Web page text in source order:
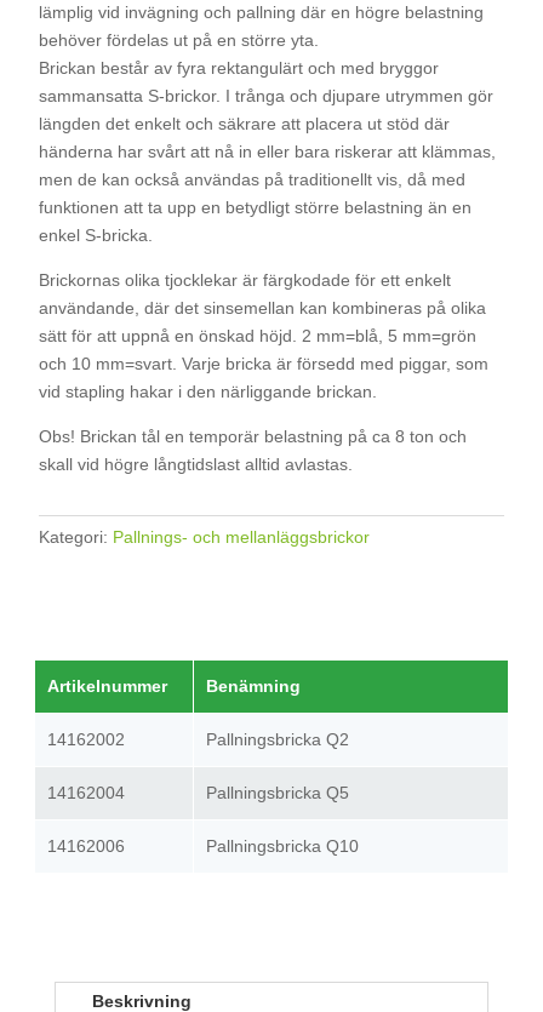
lämplig vid invägning och pallning där en högre belastning
behöver fördelas ut på en större yta.
Brickan består av fyra rektangulärt och med bryggor
sammansatta S-brickor. I trånga och djupare utrymmen gör
längden det enkelt och säkrare att placera ut stöd där
händerna har svårt att nå in eller bara riskerar att klämmas,
men de kan också användas på traditionellt vis, då med
funktionen att ta upp en betydligt större belastning än en
enkel S-bricka.
Brickornas olika tjocklekar är färgkodade för ett enkelt
användande, där det sinsemellan kan kombineras på olika
sätt för att uppnå en önskad höjd. 2 mm=blå, 5 mm=grön
och 10 mm=svart. Varje bricka är försedd med piggar, som
vid stapling hakar i den närliggande brickan.
Obs! Brickan tål en temporär belastning på ca 8 ton och
skall vid högre långtidslast alltid avlastas.
Kategori: Pallnings- och mellanläggsbrickor
Artikelnummer Benämning
14162002 Pallningsbricka Q2
14162004 Pallningsbricka Q5
14162006 Pallningsbricka Q10
Beskrivning